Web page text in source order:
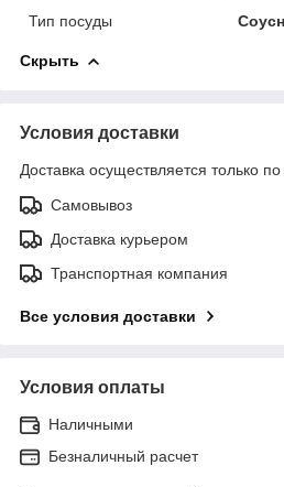
Тип посуды
Скрыть
Условия доставки
Доставка осуществляется только
Самовывоз
Доставка курьером
Транспортная компания
Все условия доставки
Условия оплаты
Наличными
Безналичный расчет